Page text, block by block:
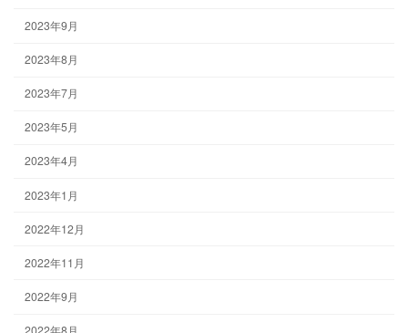
2023年9月
2023年8月
2023年7月
2023年5月
2023年4月
2023年1月
2022年12月
2022年11月
2022年9月
2022年8月